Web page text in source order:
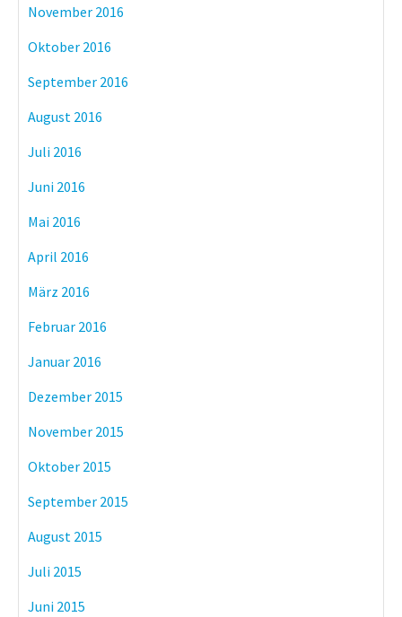
November 2016
Oktober 2016
September 2016
August 2016
Juli 2016
Juni 2016
Mai 2016
April 2016
März 2016
Februar 2016
Januar 2016
Dezember 2015
November 2015
Oktober 2015
September 2015
August 2015
Juli 2015
Juni 2015